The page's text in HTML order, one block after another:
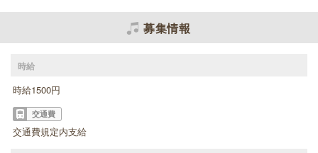
募集情報
時給
時給1500円
交通費
交通費規定内支給